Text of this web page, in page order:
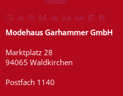
Modehaus Garhammer GmbH
Marktplatz 28
94065 Waldkirchen
Postfach 1140